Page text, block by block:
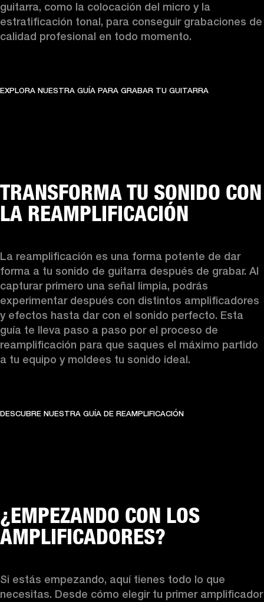
guitarra, como la colocación del micro y la
estratificación tonal, para conseguir grabaciones de
calidad profesional en todo momento.
EXPLORA NUESTRA GUÍA PARA GRABAR TU GUITARRA
TRANSFORMA TU SONIDO CON
LA REAMPLIFICACIÓN
La reamplificación es una forma potente de dar
forma a tu sonido de guitarra después de grabar. Al
capturar primero una señal limpia, podrás
experimentar después con distintos amplificadores
y efectos hasta dar con el sonido perfecto. Esta
guía te lleva paso a paso por el proceso de
reamplificación para que saques el máximo partido
a tu equipo y moldees tu sonido ideal.
DESCUBRE NUESTRA GUÍA DE REAMPLIFICACIÓN
¿EMPEZANDO CON LOS
AMPLIFICADORES?
Si estás empezando, aquí tienes todo lo que
necesitas. Desde cómo elegir tu primer amplificador